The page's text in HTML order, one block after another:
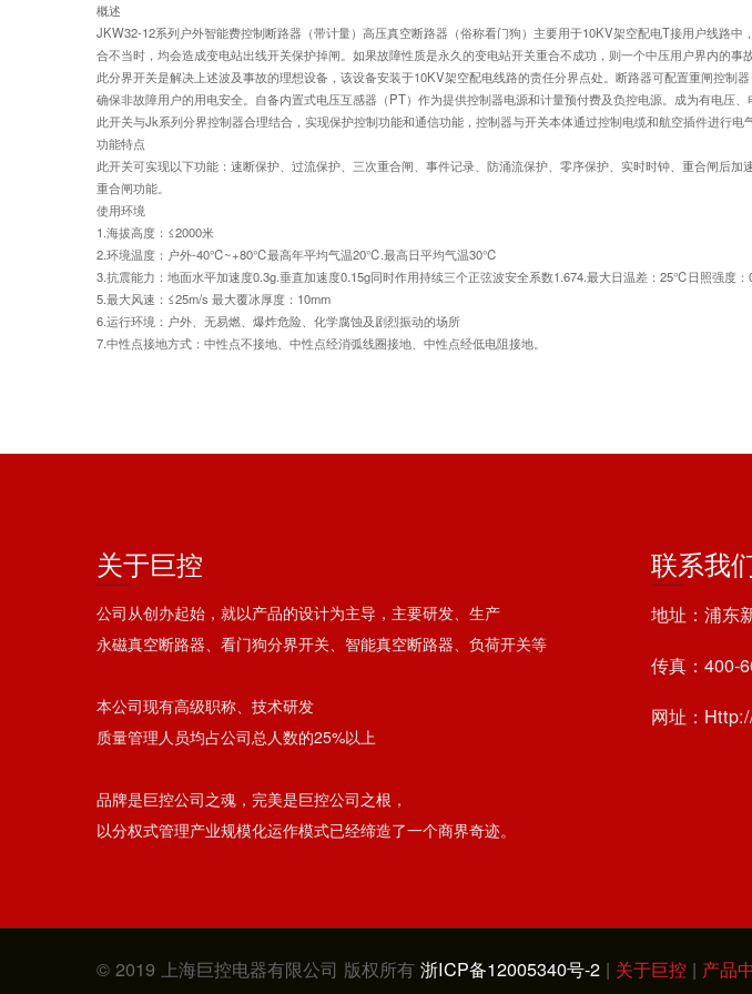
概述
JKW32-12系列户外智能费控制断路器（带计量）高压真空断路器（俗称看门狗）主要用于10KV架空配电T接用户线路
合不当时，均会造成变电站出线开关保护掉闸。如果故障性质是永久的变电站开关重合不成功，则一个中压用户界内的事
此分界开关是解决上述波及事故的理想设备，该设备安装于10KV架空配电线路的责任分界点处。断路器可配置重闸控
确保非故障用户的用电安全。自备内置式电压互感器（PT）作为提供控制器电源和计量预付费及负控电源。成为有电压
此开关与Jk系列分界控制器合理结合，实现保护控制功能和通信功能，控制器与开关本体通过控制电缆和航空插件进行电
功能特点
此开关可实现以下功能：速断保护、过流保护、三次重合闸、事件记录、防涌流保护、零序保护、实时时钟、重合闸后
重合闸功能。
使用环境
1.海拔高度：≤2000米
2.环境温度：户外-40℃~+80℃最高年平均气温20℃.最高日平均气温30℃
3.抗震能力：地面水平加速度0.3g.垂直加速度0.15g同时作用持续三个正弦波安全系数1.674.最大日温差：25℃日照强度：
5.最大风速：≤25m/s 最大覆冰厚度：10mm
6.运行环境：户外、无易燃、爆炸危险、化学腐蚀及剧烈振动的场所
7.中性点接地方式：中性点不接地、中性点经消弧线圈接地、中性点经低电阻接地。
关于巨控
公司从创办起始，就以产品的设计为主导，主要研发、生产
永磁真空断路器、看门狗分界开关、智能真空断路器、负荷开关等
本公司现有高级职称、技术研发
质量管理人员均占公司总人数的25%以上
品牌是巨控公司之魂，完美是巨控公司之根，
以分权式管理产业规模化运作模式已经缔造了一个商界奇迹。
联系我
地址：浦东
传真：400-
网址：
© 2019 上海巨控电器有限公司 版权所有 浙ICP备12005340号-2 | 关于巨控 | 产品